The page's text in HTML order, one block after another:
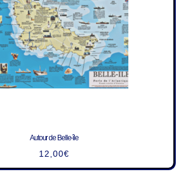
Autour de Belle-île
12,00€